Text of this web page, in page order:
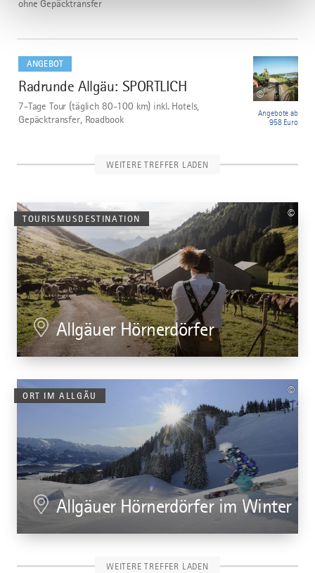
ohne Gepäcktransfer
ANGEBOT
10
Radrunde Allgäu: SPORTLICH
©
7-Tage Tour (täglich 80-100 km) inkl. Hotels,
Gepäcktransfer, Roadbook
Angebote ab
958 Euro
dazu
WEITERE TREFFER LADEN
TOURISMUSDESTINATION ©
Allgäuer Hörnerdörfer
ORT IM ALLGÄU ©
Allgäuer Hörnerdörfer im Winter
WEITERE TREFFER LADEN